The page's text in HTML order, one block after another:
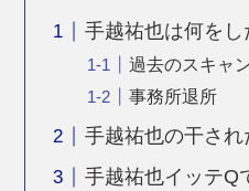
手越祐也は何をし
過去のスキャ
事務所退所
手越祐也の干され
手越祐也イッテQ